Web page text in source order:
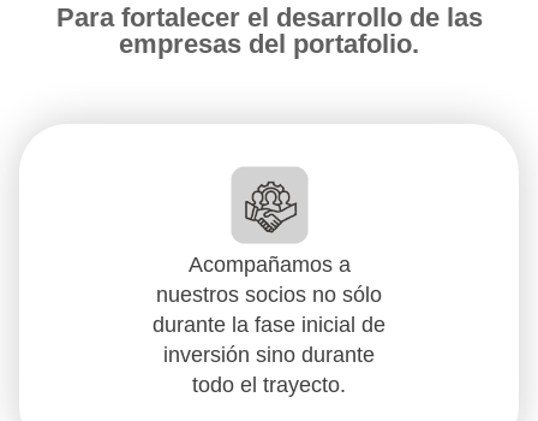
Para fortalecer el desarrollo de las
empresas del portafolio.
Acompañamos a
nuestros socios no sólo
durante la fase inicial de
inversión sino durante
todo el trayecto.